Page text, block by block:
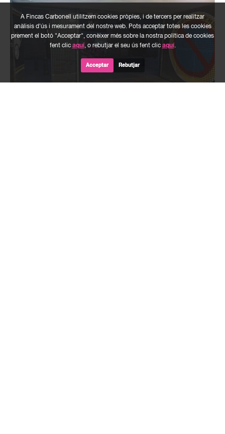
A Fincas Carbonell utilitzem cookies pròpies, i de tercers per realitzar
anàlisis d'ús i mesurament del nostre web. Pots acceptar totes les cookies
prement el botó "Acceptar", conèixer més sobre la nostra política de cookies
fent clic aquí, o rebutjar el seu ús fent clic aquí.
Acceptar Rebutjar